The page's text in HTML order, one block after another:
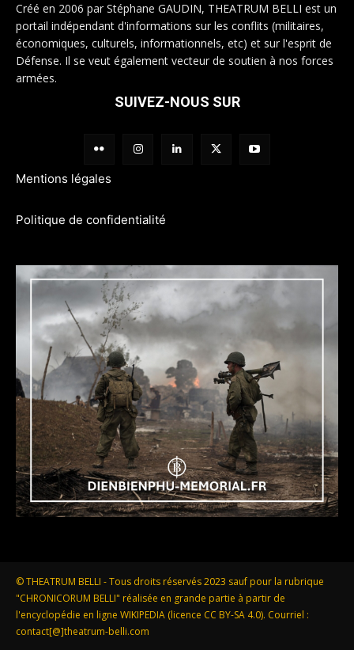
Créé en 2006 par Stéphane GAUDIN, THEATRUM BELLI est un
portail indépendant d'informations sur les conflits (militaires,
économiques, culturels, informationnels, etc) et sur l'esprit de
Défense. Il se veut également vecteur de soutien à nos forces
armées.
SUIVEZ-NOUS SUR
Mentions légales
Politique de confidentialité
© THEATRUM BELLI - Tous droits réservés 2023 sauf pour la rubrique
"CHRONICORUM BELLI" réalisée en grande partie à partir de
l'encyclopédie en ligne WIKIPEDIA (licence CC BY-SA 4.0). Courriel :
contact[@]theatrum-belli.com